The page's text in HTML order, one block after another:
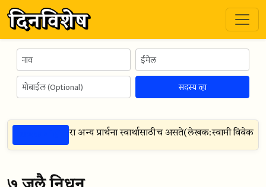
सदस्य व्हा
प्रार्थना करा अन्य प्रार्थना स्वार्थासाठीच असते(लेखक:स्वामी विवेकानंद